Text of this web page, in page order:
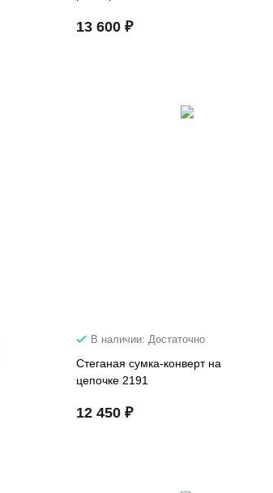
13 600 ₽
В наличии: Достаточно
Стеганая сумка-конверт на
цепочке 2191
12 450 ₽